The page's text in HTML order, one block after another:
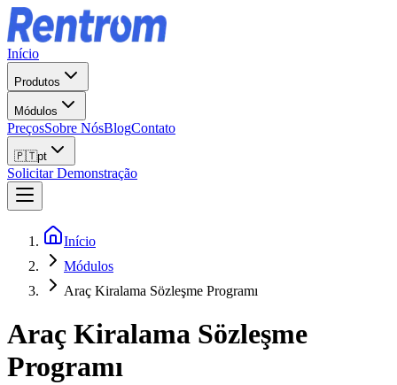
Início
Produtos
Módulos
PreçosSobre NósBlogContato
🇵🇹pt
Solicitar Demonstração
Início
Módulos
Araç Kiralama Sözleşme Programı
Araç Kiralama Sözleşme
Programı